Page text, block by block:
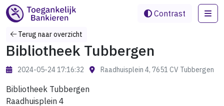
Contrast
Terug naar overzicht
Bibliotheek Tubbergen
2024-05-24 17:16:32 Raadhuisplein 4, 7651 CV Tubbergen
Bibliotheek Tubbergen
Raadhuisplein 4